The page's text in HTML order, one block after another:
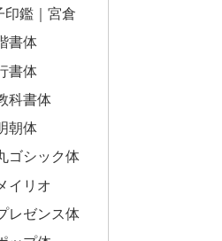
印鑑｜宮倉
書体
書体
科書体
朝体
ゴシック体
イリオ
レゼンス体